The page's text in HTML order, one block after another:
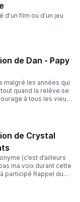
film ou d’un jeu
de Dan - Papy
malgré les années qui
quand la relève se
à tous les vieux.
de Crystal
(c’est d’ailleurs
ma voix durant cette
participé Rappel du